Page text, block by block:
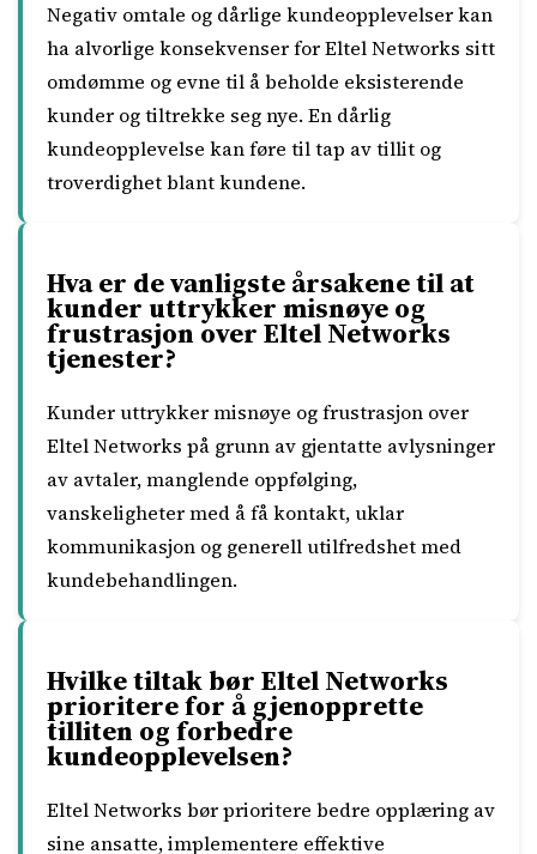
Negativ omtale og dårlige kundeopplevelser kan
ha alvorlige konsekvenser for Eltel Networks sitt
omdømme og evne til å beholde eksisterende
kunder og tiltrekke seg nye. En dårlig
kundeopplevelse kan føre til tap av tillit og
troverdighet blant kundene.
Hva er de vanligste årsakene til at
kunder uttrykker misnøye og
frustrasjon over Eltel Networks
tjenester?
Kunder uttrykker misnøye og frustrasjon over
Eltel Networks på grunn av gjentatte avlysninger
av avtaler, manglende oppfølging,
vanskeligheter med å få kontakt, uklar
kommunikasjon og generell utilfredshet med
kundebehandlingen.
Hvilke tiltak bør Eltel Networks
prioritere for å gjenopprette
tilliten og forbedre
kundeopplevelsen?
Eltel Networks bør prioritere bedre opplæring av
sine ansatte, implementere effektive